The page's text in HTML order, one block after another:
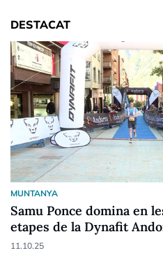
DESTACAT
MUNTANYA
Samu Ponce domina en
etapes de la Dynafit
11.10.25